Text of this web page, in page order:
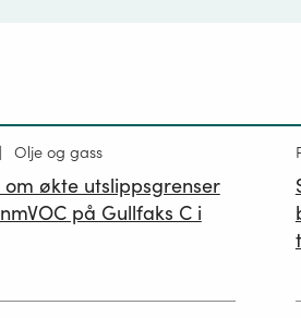
Olje og gass
om økte utslippsgrenser
på Gullfaks C i